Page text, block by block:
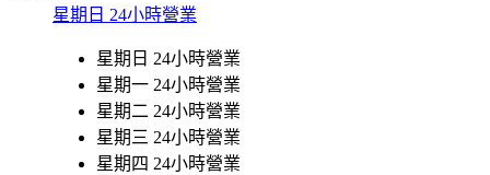
星期日 24小時營業
星期日 24小時營業
星期一 24小時營業
星期二 24小時營業
星期三 24小時營業
星期四 24小時營業